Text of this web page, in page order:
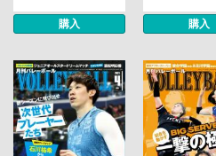
購入 購入